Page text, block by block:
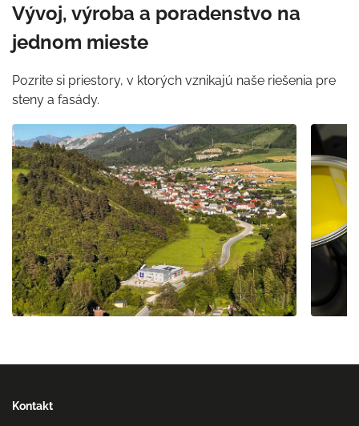
Vývoj, výroba a poradenstvo na
jednom mieste
Pozrite si priestory, v ktorých vznikajú naše riešenia pre
steny a fasády.
Kontakt